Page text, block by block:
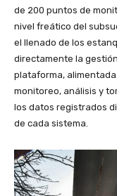
de 200 puntos de
nivel freático del
el llenado de los
directamente la
plataforma,
monitoreo, análisis y
los datos registrados
de cada sistema.